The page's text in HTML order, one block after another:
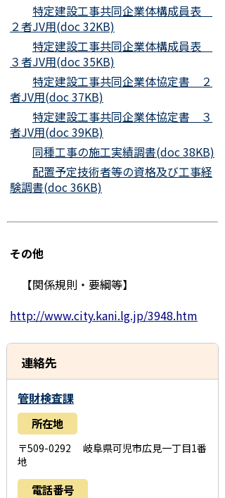
特定建設工事共同企業体構成員表
２者JV用(doc 32KB)
特定建設工事共同企業体構成員表
３者JV用(doc 35KB)
特定建設工事共同企業体協定書 ２
者JV用(doc 37KB)
特定建設工事共同企業体協定書 ３
者JV用(doc 39KB)
同種工事の施工実績調書(doc 38KB)
配置予定技術者等の資格及び工事経
験調書(doc 36KB)
その他
【関係規則・要綱等】
http://www.city.kani.lg.jp/3948.htm
連絡先
管財検査課
所在地
〒509-0292 岐阜県可児市広見一丁目1番
地
電話番号